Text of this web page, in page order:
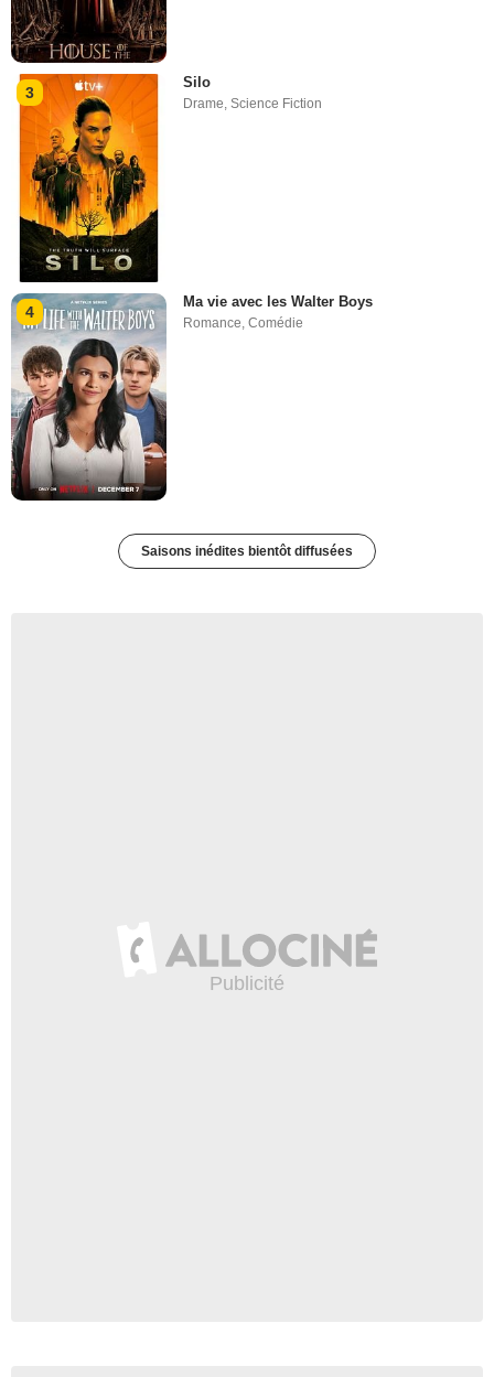
3
Silo
Drame,Science Fiction
4
Ma vie avec les Walter Boys
Romance ,Comédie
Saisons inédites bientôt diffusées